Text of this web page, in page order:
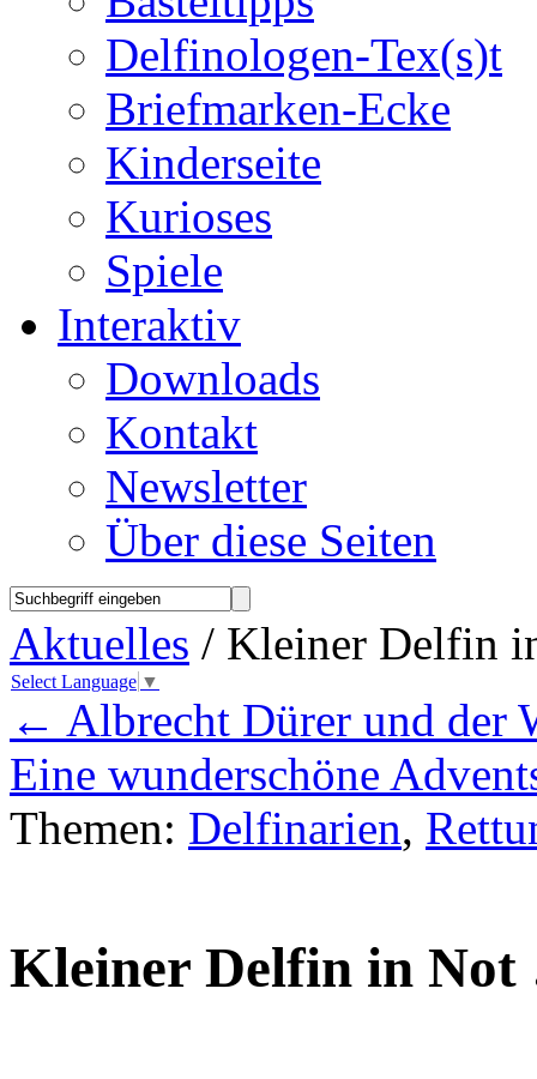
Delfinologen-Tex(s)t
Briefmarken-Ecke
Kinderseite
Kurioses
Spiele
Interaktiv
Downloads
Kontakt
Newsletter
Über diese Seiten
Aktuelles / Kleiner Delfin
Select Language ▼
← Albrecht Dürer und der
Eine wunderschöne
Themen: Delfinarien,
Kleiner Delfin in